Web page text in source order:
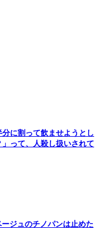
に割って飲ませようとし
って、人殺し扱いされて
ジュのチノパンは止めた